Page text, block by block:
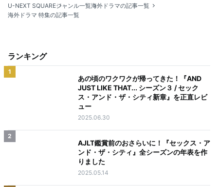
U-NEXT SQUAREジャンル一覧海外ドラマの記事一覧
海外ドラマ 特集の記事一覧
ランキング
1
あの頃のワクワクが帰ってきた！『AND
JUST LIKE THAT... シーズン３ / セック
ス・アンド・ザ・シティ新章』を正直レビ
ュー
2025.06.30
2
AJLT鑑賞前のおさらいに！『セックス・ア
ンド・ザ・シティ』全シーズンの年表を作
りました
2025.05.14